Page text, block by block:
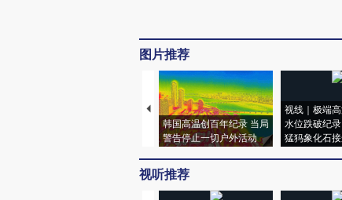
图片推荐
韩国高温创百年纪录 当局
警告停止一切户外活动
视线｜极端
水位跌破纪
猛犸象化石
视听推荐